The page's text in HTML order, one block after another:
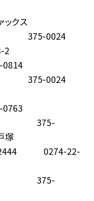
ス
0024
2
0024
991
0274-22-